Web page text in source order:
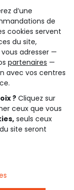
d’une
de
cookies servent
du site,
adresser —
partenaires —
avec vos centres
? Cliquez sur
ceux que vous
seuls ceux
site seront